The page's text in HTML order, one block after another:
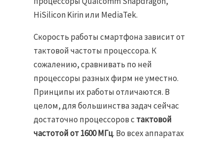
HiSilicon Kirin или MediaTek.
Скорость работы смартфона зависит от
тактовой частоты процессора. К
сожалению, сравнивать по ней
процессоры разных фирм не уместно.
Принципы их работы отличаются. В
целом, для большинства задач сейчас
достаточно процессоров с тактовой
частотой от 1600 МГц. Во всех аппаратах